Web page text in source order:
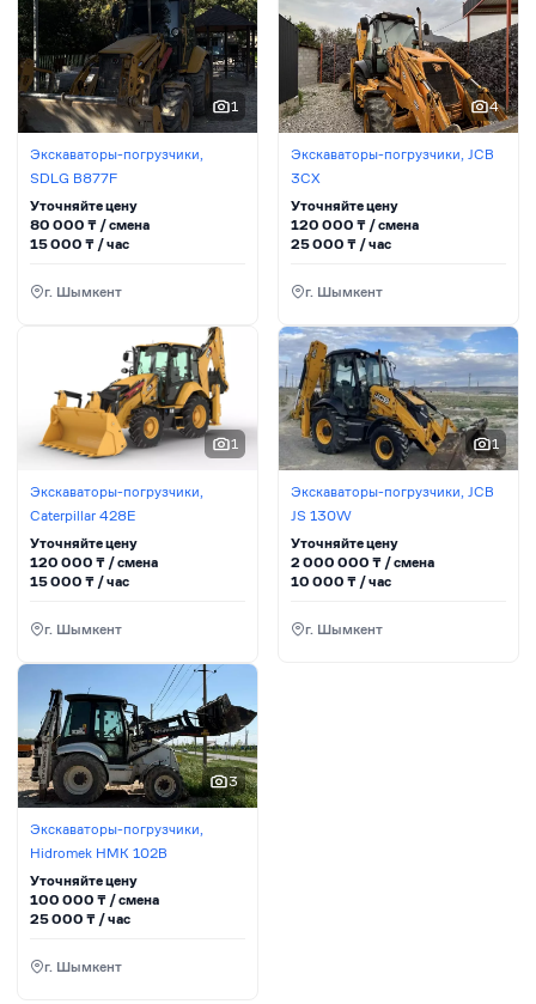
1
Экскаваторы-погрузчики,
SDLG B877F
Уточняйте цену
80 000 ₸ / сменa
15 000 ₸ / час
г. Шымкент
4
Экскаваторы-погрузчики, JCB
3CX
Уточняйте цену
120 000₸ / сменa
25 000₸ / час
г. Шымкент
1
Экскаваторы-погрузчики,
Caterpillar 428E
Уточняйте цену
120 000 ₸ / сменa
15 000 ₸ / час
г. Шымкент
1
Экскаваторы-погрузчики, JCB
JS 130W
Уточняйте цену
2 000 000₸ / сменa
10 000₸ / час
г. Шымкент
3
Экскаваторы-погрузчики,
Hidromek HMK 102B
Уточняйте цену
100 000 ₸ / сменa
25 000 ₸ / час
г. Шымкент